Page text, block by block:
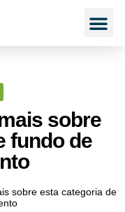
sobre
fundo de
sobre esta categoria de